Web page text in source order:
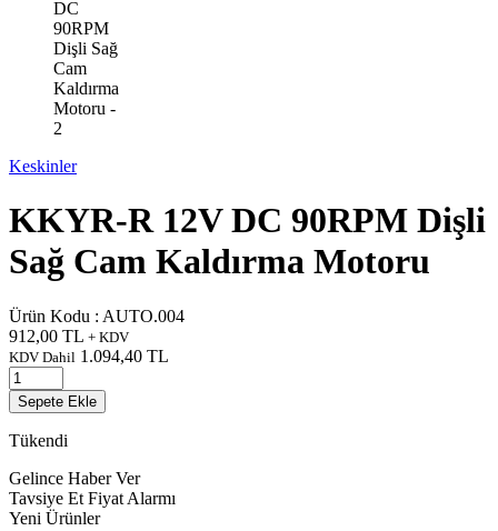
Keskinler
KKYR-R 12V DC 90RPM Dişli
Sağ Cam Kaldırma Motoru
Ürün Kodu : AUTO.004
912,00 TL + KDV
KDV Dahil 1.094,40 TL
Sepete Ekle
Tükendi
Gelince Haber Ver
Tavsiye Et Fiyat Alarmı
Yeni Ürünler